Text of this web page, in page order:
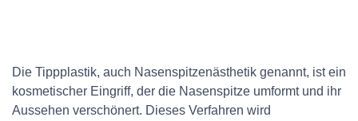
Die Tippplastik, auch Nasenspitzenästhetik genannt, ist ein
kosmetischer Eingriff, der die Nasenspitze umformt und ihr
Aussehen verschönert. Dieses Verfahren wird